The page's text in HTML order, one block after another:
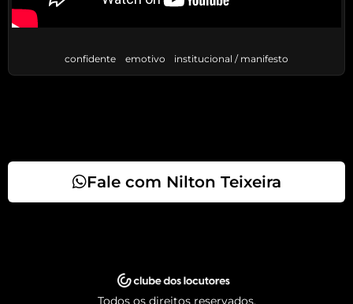
confidente emotivo institucional / manifesto
Fale com Nilton Teixeira
Todos os direitos reservados.